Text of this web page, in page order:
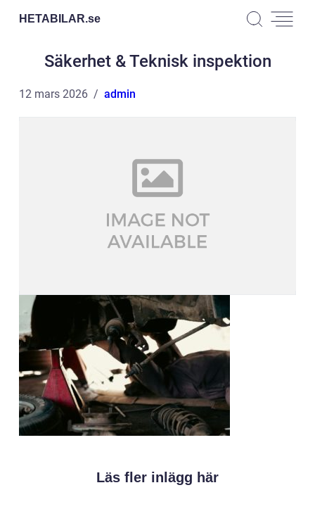
HETABILAR.se
Säkerhet & Teknisk inspektion
12 mars 2026 admin
Läs fler inlägg här